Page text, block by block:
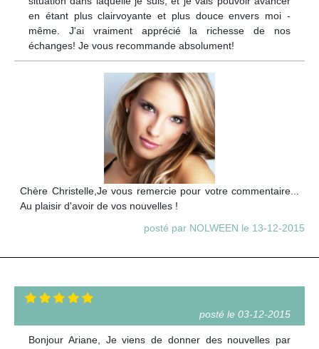
en étant plus clairvoyante et plus douce envers moi -
même. J'ai vraiment apprécié la richesse de nos
échanges! Je vous recommande absolument!
Chère Christelle,Je vous remercie pour votre commentaire...
Au plaisir d'avoir de vos nouvelles !
posté par NOLWEEN le 13-12-2015
posté le 03-12-2015
Bonjour Ariane, Je viens de donner des nouvelles par